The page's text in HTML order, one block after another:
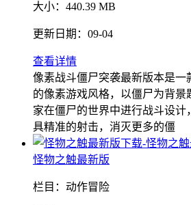
大小： 440.39 MB
更新日期： 09-04
查看详情
像素战斗僵尸突袭最新版本是一
的像素游戏风格，以僵尸为背景
家在僵尸的世界中进行战斗设计
具精准的射击，消灭更多的僵
怪物之触最新版
栏目： 动作冒险